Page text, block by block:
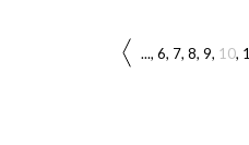
... 6 7 8 9 10